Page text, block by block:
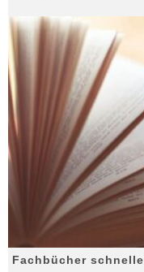
Fachbücher